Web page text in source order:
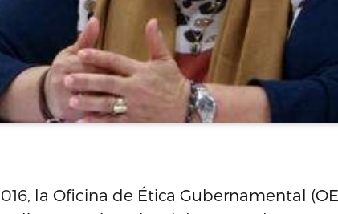
la Oficina de Ética Gubernamental